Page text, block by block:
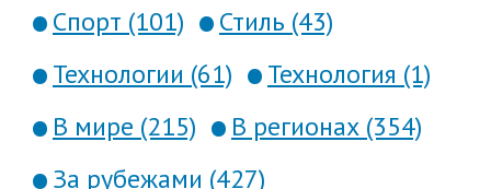
Спорт (101)
Стиль (43)
Технологии (61)
Технология (1)
В мире (215)
В регионах (354)
За рубежами (427)